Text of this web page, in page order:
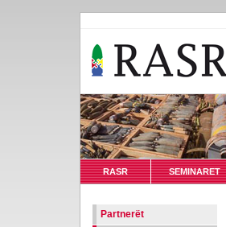
RASR SEMINARET
Partnerët